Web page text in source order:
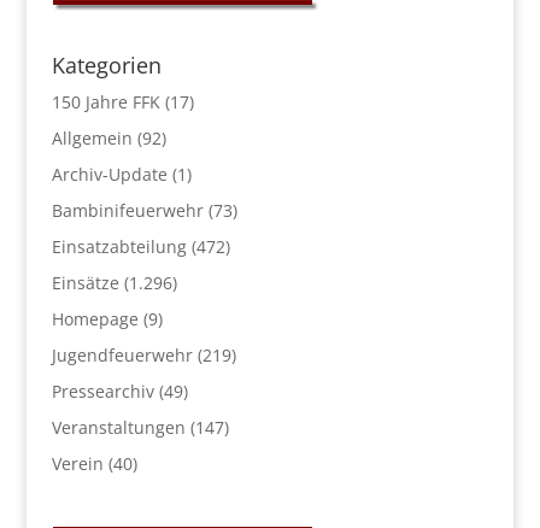
Kategorien
150 Jahre FFK(17)
Allgemein (92)
Archiv-Update (1)
Bambinifeuerwehr(73)
Einsatzabteilung(472)
Einsätze (1.296)
Homepage (9)
Jugendfeuerwehr(219)
Pressearchiv(49)
Veranstaltungen (147)
Verein (40)